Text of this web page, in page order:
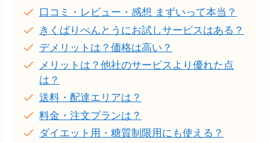
口コミ・レビュー・感想 まずいって本当？
きくばりべんとうにお試しサービスはある？
デメリットは？価格は高い？
メリットは？他社のサービスより優れた点
は？
送料・配達エリアは？
料金・注文プランは？
ダイエット用・糖質制限用にも使える？